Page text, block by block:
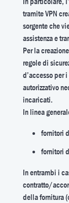
tramite VPN
sorgente che
assistenza e
Per la
regole di
d’accesso
autorizzativo
incaricati.
In linea
fornitori
fornitori
In entrambi i
contratto/
della fornitura